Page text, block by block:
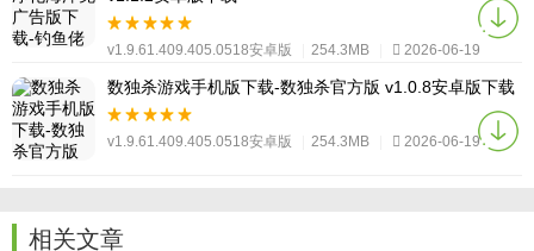
v1.9.61.409.405.0518安卓版 254.3MB 2026-06-19
数独杀游戏手机版下载-数独杀官方版 v1.0.8安卓版下载
v1.9.61.409.405.0518安卓版 254.3MB 2026-06-19
相关文章